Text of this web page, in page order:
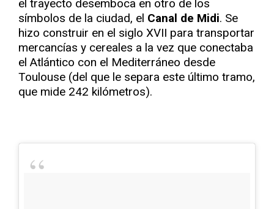
el trayecto desemboca en otro de los
símbolos de la ciudad, el Canal de Midi. Se
hizo construir en el siglo XVII para transportar
mercancías y cereales a la vez que conectaba
el Atlántico con el Mediterráneo desde
Toulouse (del que le separa este último tramo,
que mide 242 kilómetros).